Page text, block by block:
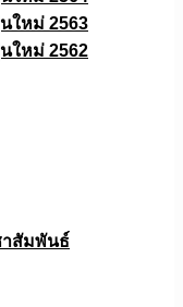
ใหม่ 2563
ใหม่ 2562
าสัมพันธ์